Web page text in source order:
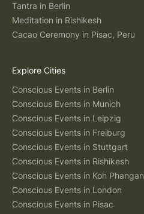
Tantra in Berlin
Meditation in Rishikesh
Cacao Ceremony in Pisac, Peru
Explore Cities
Conscious Events in Berlin
Conscious Events in Munich
Conscious Events in Leipzig
Conscious Events in Freiburg
Conscious Events in Stuttgart
Conscious Events in Rishikesh
Conscious Events in Koh Phangan
Conscious Events in London
Conscious Events in Pisac